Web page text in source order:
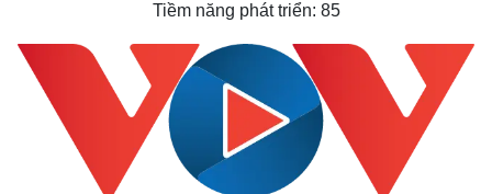
Kinh tế
Bất động sản
Khởi nghiệp
Thị trường
Giá vàng
Tiêu dùng
Tỷ giá
Tiềm năng phát triển: 85